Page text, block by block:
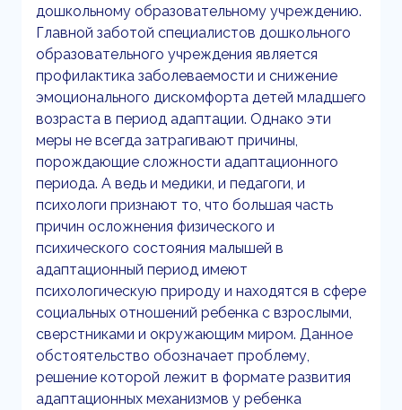
дошкольному образовательному учреждению.
Главной заботой специалистов дошкольного
образовательного учреждения является
профилактика заболеваемости и снижение
эмоционального дискомфорта детей младшего
возраста в период адаптации. Однако эти
меры не всегда затрагивают причины,
порождающие сложности адаптационного
периода. А ведь и медики, и педагоги, и
психологи признают то, что большая часть
причин осложнения физического и
психического состояния малышей в
адаптационный период имеют
психологическую природу и находятся в сфере
социальных отношений ребенка с взрослыми,
сверстниками и окружающим миром. Данное
обстоятельство обозначает проблему,
решение которой лежит в формате развития
адаптационных механизмов у ребенка